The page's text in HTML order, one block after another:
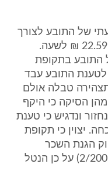
של התובע לצורך
תשלום פיצויי פיטורים על סך של 22.59 ₪ לשעה.
התובע בתקופת
משרה ואילו לטענת התובע עבד
טבלה אולם
הסיקה כי היקף
מקום נחזור ונדגיש כי טענת
יצוין כי תקופת
לאחר תיקון 24 לחוק הגנת השכר
התשי"ח- 1958, (בתוקף מחודש 2/2009) על כן הנטל